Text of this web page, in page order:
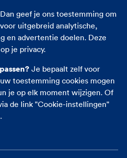
Dan geef je ons toestemming om
uitgebreid analytische,
en advertentie doelen. Deze
je privacy.
Je bepaalt zelf voor
toestemming cookies mogen
je op elk moment wijzigen. Of
de link "Cookie-instellingen"